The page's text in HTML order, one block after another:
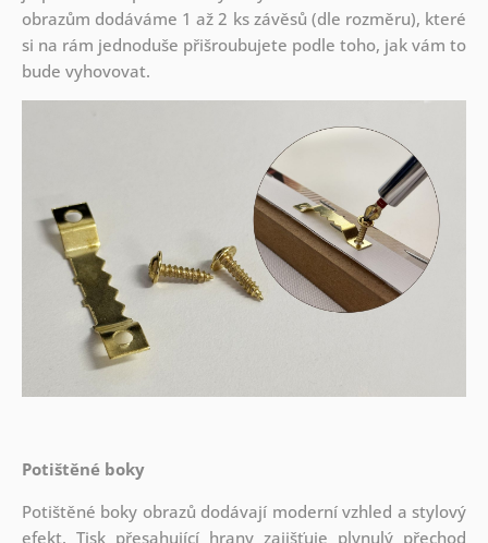
obrazům dodáváme 1 až 2 ks závěsů (dle rozměru), které
si na rám jednoduše přišroubujete podle toho, jak vám to
bude vyhovovat.
Potištěné boky
Potištěné boky obrazů dodávají moderní vzhled a stylový
efekt. Tisk přesahující hrany zajišťuje plynulý přechod